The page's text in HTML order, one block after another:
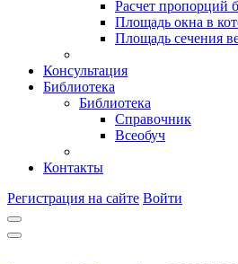
Расчет пропорций
Площадь окна в
Площадь сечения
Консультация
Библиотека
Библиотека
Справочник
Всеобуч
Контакты
Регистрация на сайте Войти